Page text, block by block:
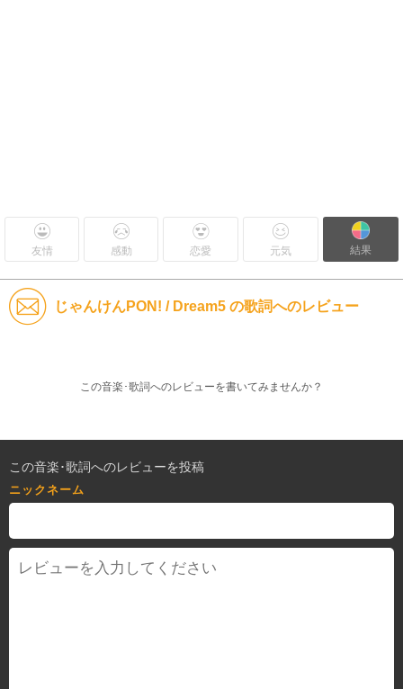
友情 感動 恋愛 元気 結果
じゃんけんPON! / Dream5 の歌詞へのレビュー
この音楽･歌詞へのレビューを書いてみませんか？
この音楽･歌詞へのレビューを投稿
ニックネーム